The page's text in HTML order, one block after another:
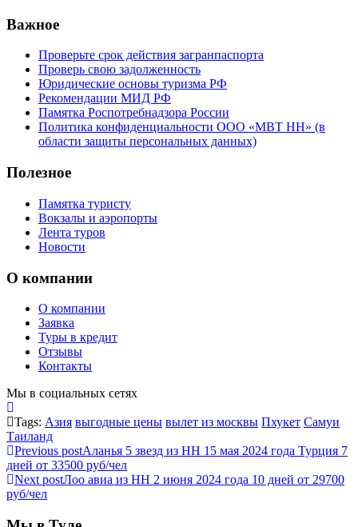
Важное
Проверьте срок действия загранпаспорта
Проверь свою задолженность
Юридические основы туризма РФ
Рекомендации МИД РФ
Памятка Роспотребнадзора России
Политика конфиденциальности ООО «МВТ НН» (в
области защиты персональных данных)
Полезное
Памятка туристу
Вокзалы и аэропорты
Лента туров
Новости
О компании
О компании
Заявка
Туры в кредит
Отзывы
Контакты
Мы в социальных сетях
Tags: Азия выгодные цены вылет из москвы Пхукет Самуи
Таиланд
Previous postАланья 5 звезд из НН 15 мая 2024 года Турция 7
дней от 33500 руб/чел
Next postЛоо авиа из НН 2 июня 2024 года 10 дней от 29700
руб/чел